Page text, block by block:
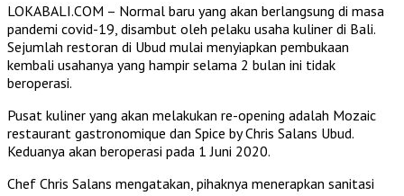
LOKABALI.COM – Normal baru yang akan berlangsung di masa
pandemi covid-19, disambut oleh pelaku usaha kuliner di Bali.
Sejumlah restoran di Ubud mulai menyiapkan pembukaan
kembali usahanya yang hampir selama 2 bulan ini tidak
beroperasi.
Pusat kuliner yang akan melakukan re-opening adalah Mozaic
restaurant gastronomique dan Spice by Chris Salans Ubud.
Keduanya akan beroperasi pada 1 Juni 2020.
Chef Chris Salans mengatakan, pihaknya menerapkan sanitasi